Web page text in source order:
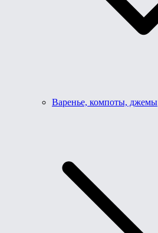
Варенье, компоты, джемы